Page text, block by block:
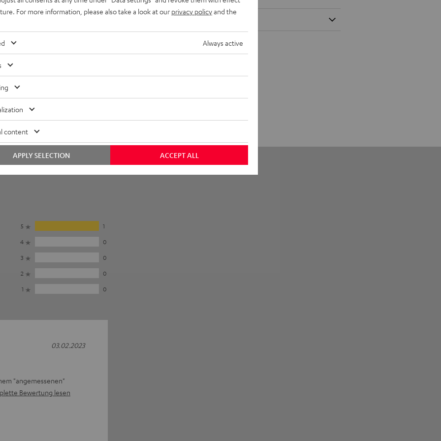
[PDF]
5
1
4
0
3
0
2
0
1
0
"angemessenen"
Bewertung lesen
03.02.2023
For more information, please also take a look at our privacy policyand the
Always active
content
ACCEPT ALL
APPLY SELECTION